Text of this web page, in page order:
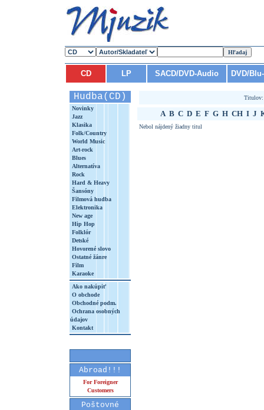
CD LP SACD/DVD-Audio DVD/
Hudba(CD)
Novinky
Jazz
Klasika
Folk/Country
World Music
Art-rock
Blues
Alternatíva
Rock
Hard & Heavy
Šansóny
Filmová hudba
Elektronika
New age
Hip Hop
Folklór
Detské
Hovorené slovo
Ostatné žánre
Film
Karaoke
Ako nakúpiť
O obchode
Obchodné podm.
Ochrana osobných
údajov
Kontakt
Abroad!!!
For Foreigner
Customers
Poštovné
A B C D E F G H CH I J
Nebol nájdený žiadny titul